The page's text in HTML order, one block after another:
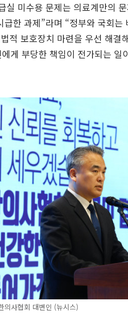
실 미수용 문제는 의료계만의
급한 과제”라며 “정부와 국회
적 보호장치 마련을 우선 해결
게 부당한 책임이 전가되는
사협회 대변인 (뉴시스)